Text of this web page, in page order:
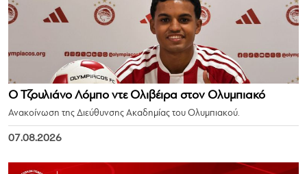
Ο Τζουλιάνο Λόμπο ντε Ολιβέιρα στον Ολυμπιακό
Ανακοίνωση της Διεύθυνσης Ακαδημίας του Ολυμπιακού.
07.08.2026